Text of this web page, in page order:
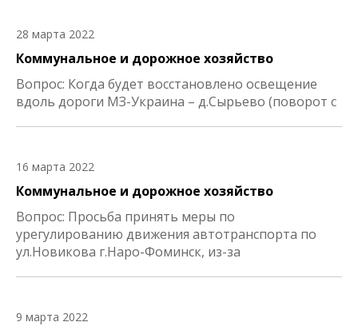
28 марта 2022
Коммунальное и дорожное хозяйство
Вопрос: Когда будет восстановлено освещение
вдоль дороги МЗ-Украина – д.Сырьево (поворот с
16 марта 2022
Коммунальное и дорожное хозяйство
Вопрос: Просьба принять меры по
урегулированию движения автотранспорта по
ул.Новикова г.Наро-Фоминск, из-за
9 марта 2022